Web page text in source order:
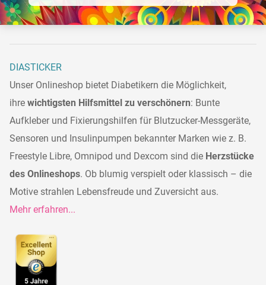
DIASTICKER
Unser Onlineshop bietet Diabetikern die Möglichkeit,
ihre wichtigsten Hilfsmittel zu verschönern: Bunte
Aufkleber und Fixierungshilfen für Blutzucker-Messgeräte,
Sensoren und Insulinpumpen bekannter Marken wie z. B.
Freestyle Libre, Omnipod und Dexcom sind die Herzstücke
des Onlineshops. Ob blumig verspielt oder klassisch – die
Motive strahlen Lebensfreude und Zuversicht aus.
Mehr erfahren...